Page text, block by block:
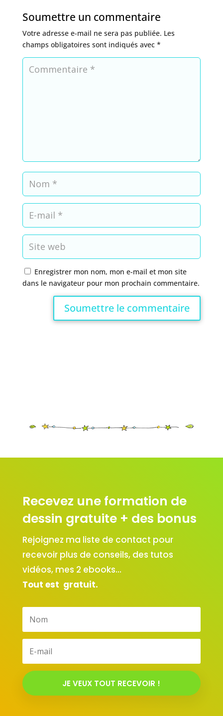
Soumettre un commentaire
Votre adresse e-mail ne sera pas publiée. Les
champs obligatoires sont indiqués avec *
Enregistrer mon nom, mon e-mail et mon site
dans le navigateur pour mon prochain commentaire.
Soumettre le commentaire
Recevez une formation de
dessin gratuite + des bonus
Rejoignez ma liste de contact pour
recevoir plus de conseils, des tutos
vidéos, mes 2 ebooks…
Tout est gratuit.
JE VEUX TOUT RECEVOIR !